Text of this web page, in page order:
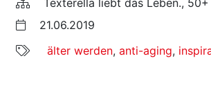
Texterella liebt das Leben.,
21.06.2019
älter werden, anti-aging,